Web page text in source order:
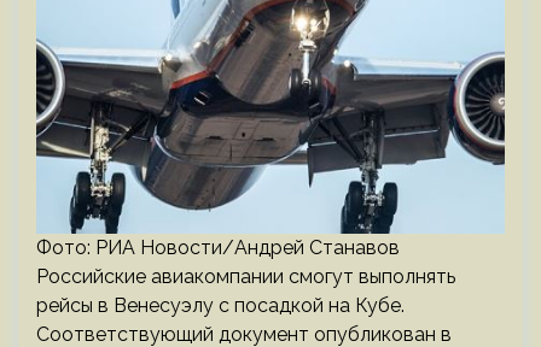
Фото: РИА Новости/Андрей Станавов
Российские авиакомпании смогут выполнять
рейсы в Венесуэлу с посадкой на Кубе.
Соответствующий документ опубликован в